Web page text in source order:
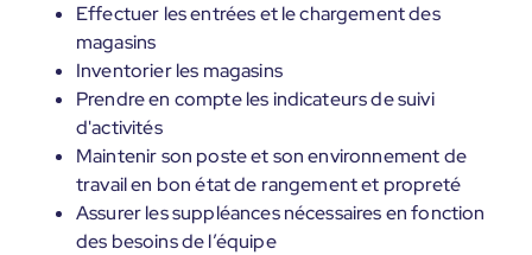
Effectuer les entrées et le chargement des
magasins
Inventorier les magasins
Prendre en compte les indicateurs de suivi
d'activités
Maintenir son poste et son environnement de
travail en bon état de rangement et propreté
Assurer les suppléances nécessaires en fonction
des besoins de l’équipe